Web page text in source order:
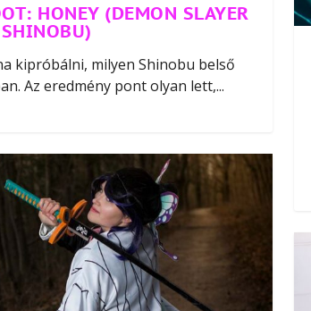
HONEY (DEMON SLAYER
kipróbálni, milyen Shinobu belső
Az eredmény pont olyan lett,...